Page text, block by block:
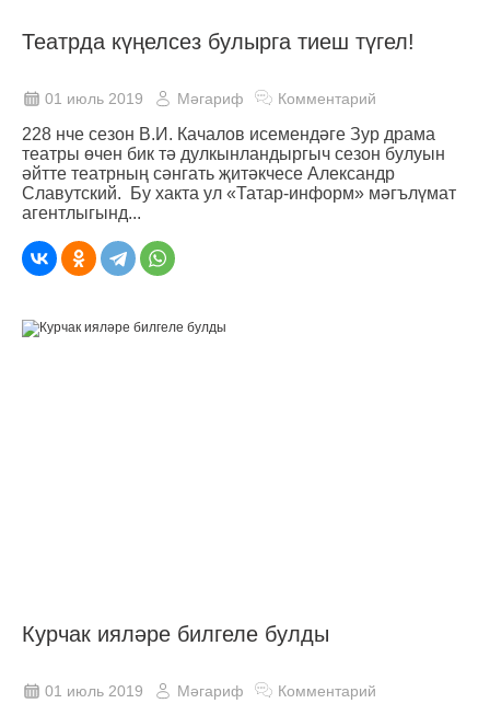
Театрда күңелсез булырга тиеш түгел!
01 июль 2019 Мәгариф Комментарий
228 нче сезон В.И. Качалов исемендәге Зур драма
театры өчен бик тә дулкынландыргыч сезон булуын
әйтте театрның сәнгать җитәкчесе Александр
Славутский. Бу хакта ул «Татар-информ» мәгълүмат
агентлыгынд...
Курчак ияләре билгеле булды
01 июль 2019 Мәгариф Комментарий